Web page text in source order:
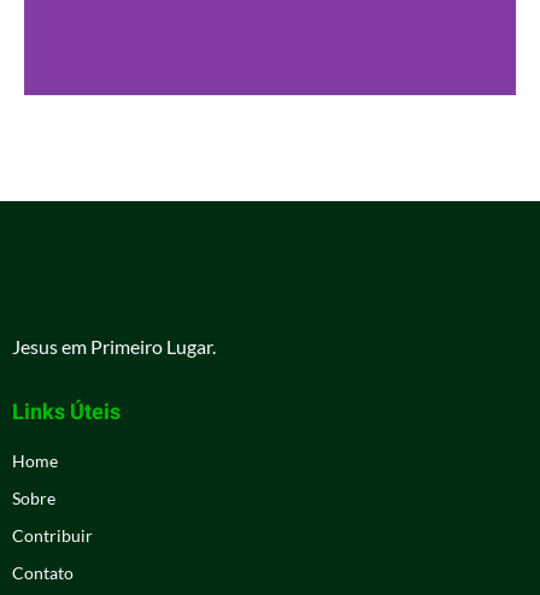
Jesus em Primeiro Lugar.
Links Úteis
Home
Sobre
Contribuir
Contato